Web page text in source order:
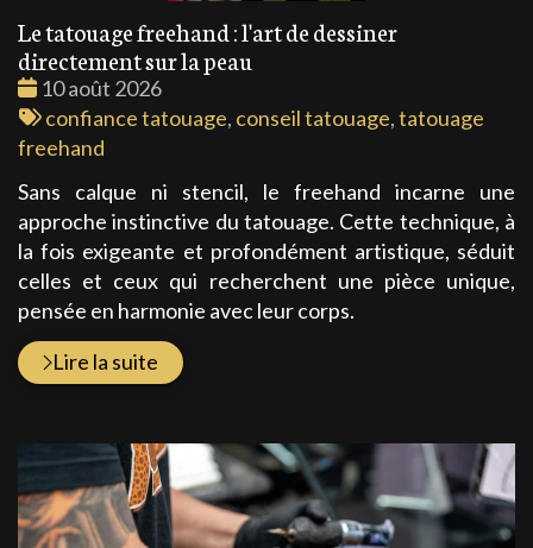
Le tatouage freehand : l'art de dessiner
directement sur la peau
Date
:
10 août 2026
Tags
:
confiance tatouage, conseil tatouage,tatouage
freehand
Sans calque ni stencil, le freehand incarne une
approche instinctive du tatouage. Cette technique, à
la fois exigeante et profondément artistique, séduit
celles et ceux qui recherchent une pièce unique,
pensée en harmonie avec leur corps.
Lire la suite